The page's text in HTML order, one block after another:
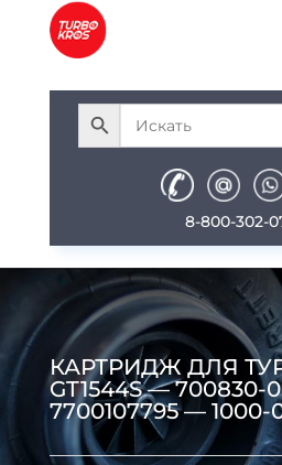
8-800-302-
КАРТРИДЖ ДЛЯ
GT1544S — 700830-
7700107795 — 1000-